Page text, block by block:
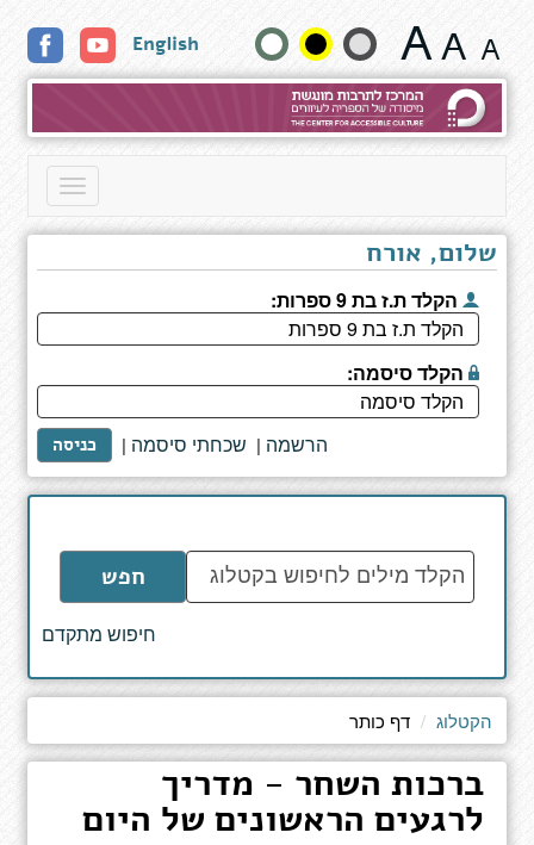
השחר
-
מדריך
לרגעים
הראשונים
שנה
גודל
טקסט
English
Toggle
שלום, אורח
הקלד ת.ז בת 9 ספרות:
הקלד סיסמה:
כניסה | שכחתי סיסמה | הרשמה
הקלד
מילים
לחיפוש
חפש
חיפוש מתקדם
הקטלוג דף כותר
ברכות השחר - מדריך
לרגעים הראשונים של היום